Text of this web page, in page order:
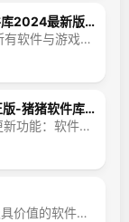
猪猪软件库官方下载-猪猪软件库2024最新版本下载v10.0
猪猪软件库软件特色 1、库内所有软件与游戏资源均支持免费下载，用户可轻松搜索所需资源，使用极为便捷。 2、深受用户喜爱，库内资源丰富且免费，适用于各种手机设备，用户可安心使用。 3、软件按类别分门别类，用户可直接在平台上搜索目标软件。 应用优势 1、用户可迅速找到所需软件，具备高速下载功能，让用户快速获取所需。 2、提供海量软件资源，满足各类应用需求，包括生...
猪猪软件库2024最新版下载正版-猪猪软件库最新2024下载安装
猪猪软件库2024版特点 自动更新功能：软件库自动检测软件更新，并在有新版本时通知用户进行更新。 评价与反馈：用户可在冷眸软件库中对下载的软件进行评价和评论，以帮助其他用户判断软件的质量和适用性。 热门软件推荐：基于下载量、评论等多维度数据，软件库为用户推荐热门软件，方便用户选择。 灵活的搜索系统：冷眸软件库提供多途径的分类和搜索服务，让用户...
猪猪软件库2.0新版本是一款极具价值的软件资源宝库！该版本提供了更为丰富的软件库内容，使用户无论何时何地都能享受到优质的软件库服务。它内置了多条下载通道，确保各类应用和游戏资源的顺畅获取。分类明确，能够满足不同用户的需求，应有尽有的资源等待您的探索，赶快下载体验吧！ 猪猪软件库应用简介： 支持多语言界面，让全球各地的用户都能享受到高品质的应用服务。 ...